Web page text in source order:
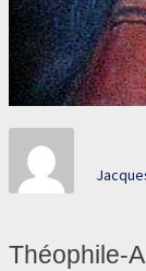
Théophile-